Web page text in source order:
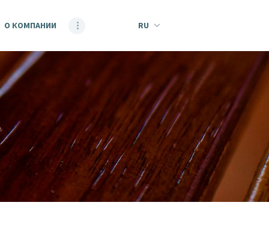
О КОМПАНИИ RU